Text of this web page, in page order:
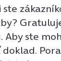
Aby ste